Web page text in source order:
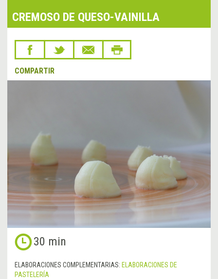
CREMOSO DE QUESO-VAINILLA
COMPARTIR
30 min
ELABORACIONES COMPLEMENTARIAS: ELABORACIONES DE
PASTELERÍA